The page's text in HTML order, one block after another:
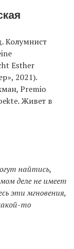
Колумнист
Esther
2021).
Premio
Живет в
найтись,
деле не имеет
эти мгновения,
то